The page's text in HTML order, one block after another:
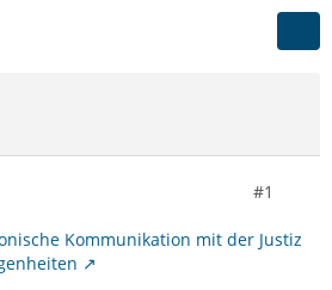
#1
Kommunikation mit der Justiz